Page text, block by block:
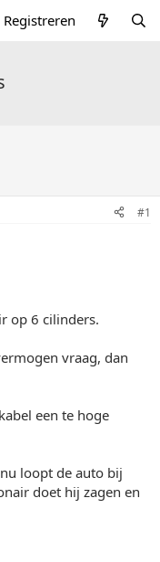
Registreren
#1
op 6 cilinders.
vraag, dan
een te hoge
loopt de auto bij
doet hij zagen en